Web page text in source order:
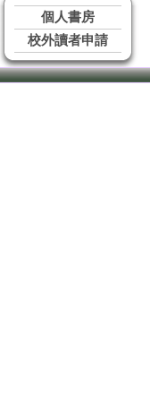
個人書房
校外讀者申請